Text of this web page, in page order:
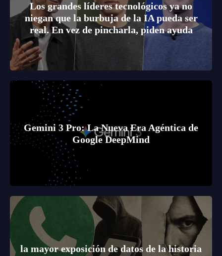
Los grandes líderes tecnológicos ya no
niegan que la burbuja de la IA pueda ser
real. En vez de pincharla, piden ayuda
Gemini 3 Pro: La Nueva Era Agéntica de
Google DeepMind
la mayor exposición de datos de la historia